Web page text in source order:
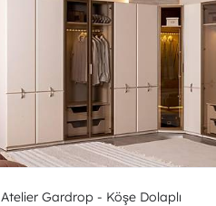
Atelier Gardrop - Köşe Dolaplı